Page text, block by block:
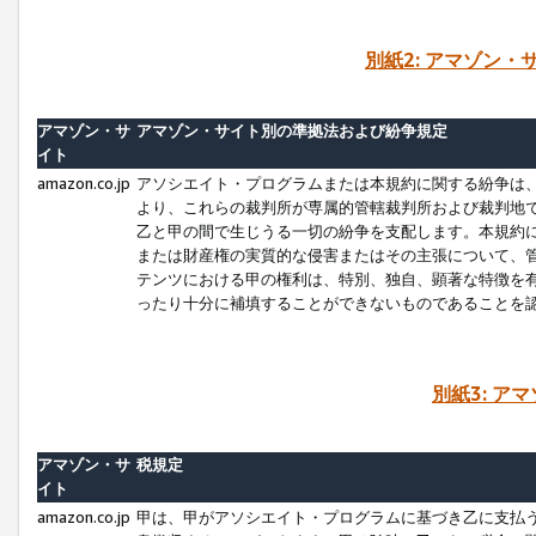
別紙2: アマゾン・
アマゾン・サ
イト
アマゾン・サイト別の準拠法および紛争規定
amazon.co.jp アソシエイト・プログラムまたは本規約に関する紛争
より、これらの裁判所が専属的管轄裁判所および裁判
乙と甲の間で生じうる一切の紛争を支配します。本規
または財産権の実質的な侵害またはその主張について
テンツにおける甲の権利は、特別、独自、顕著な特徴
ったり十分に補填することができないものであることを
別紙3: ア
アマゾン・サ
イト
税規定
amazon.co.jp 甲は、甲がアソシエイト・プログラムに基づき乙に支